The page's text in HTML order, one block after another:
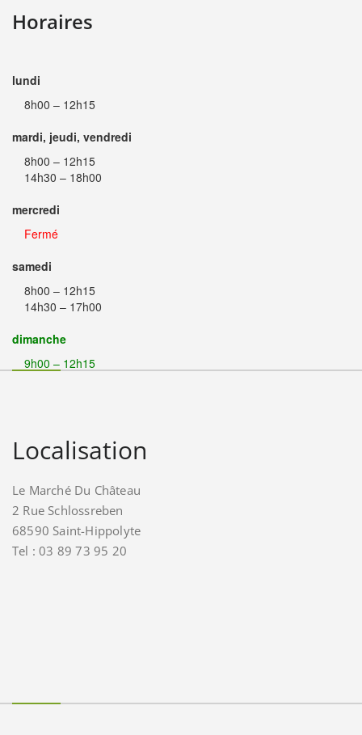
Horaires
lundi
8h00 – 12h15
mardi, jeudi, vendredi
8h00 – 12h15
14h30 – 18h00
mercredi
Fermé
samedi
8h00 – 12h15
14h30 – 17h00
dimanche
9h00 – 12h15
Localisation
Le Marché Du Château
2 Rue Schlossreben
68590 Saint-Hippolyte
Tel : 03 89 73 95 20